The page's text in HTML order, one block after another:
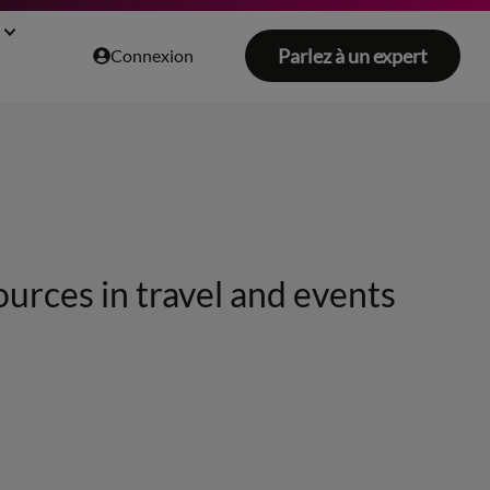
Connexion Parlez à un expert
in travel and events